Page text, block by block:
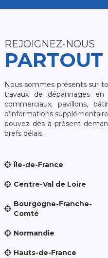
REJOIGNEZ-NOUS
Nous sommes présents sur
travaux de dépannages
commerciaux, pavillons,
d’informations
pouvez dès à présent
brefs délais.
Île-de-France
Centre-Val de Loire
Bourgogne-Franche-
Comté
Normandie
Hauts-de-France